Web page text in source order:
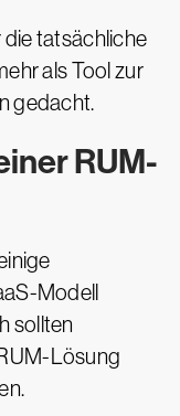
die tatsächliche
als Tool zur
gedacht.
RUM-
Modell
sollten
Lösung